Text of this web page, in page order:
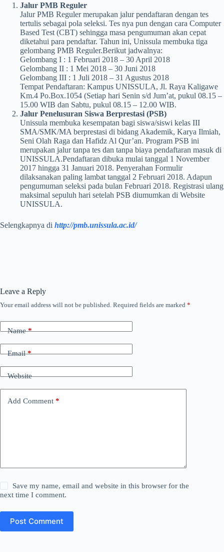
Jalur PMB Reguler
Jalur PMB Reguler merupakan jalur pendaftaran dengan tes
tertulis sebagai pola seleksi. Tes nya pun dengan cara Computer
Based Test (CBT) sehingga masa pengumuman akan cepat
diketahui para pendaftar. Tahun ini, Unissula membuka tiga
gelombang PMB Reguler.Berikut jadwalnya:
Gelombang I : 1 Februari 2018 – 30 April 2018
Gelombang II : 1 Mei 2018 – 30 Juni 2018
Gelombang III : 1 Juli 2018 – 31 Agustus 2018
Tempat Pendaftaran: Kampus UNISSULA, Jl. Raya Kaligawe
Km.4 Po.Box.1054 (Setiap hari Senin s/d Jum’at, pukul 08.15 –
15.00 WIB dan Sabtu, pukul 08.15 – 12.00 WIB.
Jalur Penelusuran Siswa Berprestasi (PSB)
Unissula membuka kesempatan bagi siswa/siswi kelas III
SMA/SMK/MA berprestasi di bidang Akademik, Karya Ilmiah,
Seni Olah Raga dan Hafidz Al Qur’an. Program PSB ini
merupakan jalur tanpa tes dan tanpa biaya pendaftaran masuk di
UNISSULA.Pendaftaran dibuka mulai tanggal 1 November
2017 hingga 31 Januari 2018. Penyerahan Formulir
dilaksanakan paling lambat tanggal 2 Februari 2018. Adapun
pengumuman seleksi pada bulan Februari 2018. Registrasi ulang
maksimal sepuluh hari setelah PSB diumumkan di Website
UNISSULA.
Selengkapnya di http://pmb.unissula.ac.id/
Leave a Reply
Your email address will not be published. Required fields are marked *
Name*
Email*
Website
Add Comment *
Save my name, email and website in this browser for the
next time I comment.
Post Comment